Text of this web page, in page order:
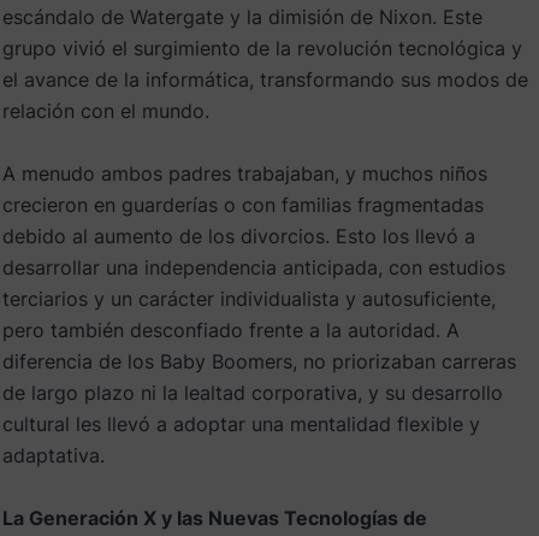
escándalo de Watergate y la dimisión de Nixon. Este
grupo vivió el surgimiento de la revolución tecnológica y
el avance de la informática, transformando sus modos de
relación con el mundo.
A menudo ambos padres trabajaban, y muchos niños
crecieron en guarderías o con familias fragmentadas
debido al aumento de los divorcios. Esto los llevó a
desarrollar una independencia anticipada, con estudios
terciarios y un carácter individualista y autosuficiente,
pero también desconfiado frente a la autoridad. A
diferencia de los Baby Boomers, no priorizaban carreras
de largo plazo ni la lealtad corporativa, y su desarrollo
cultural les llevó a adoptar una mentalidad flexible y
adaptativa.
La Generación X y las Nuevas Tecnologías de